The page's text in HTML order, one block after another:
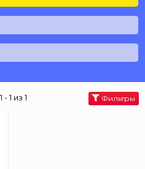
1 - 1 из 1 Фильтры